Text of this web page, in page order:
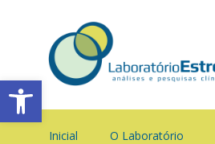
Barra de Ferramentas Aberta
Inicial O Laboratório